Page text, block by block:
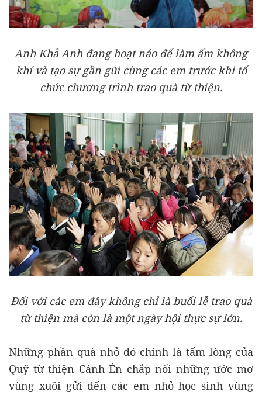
Anh Khả Anh đang hoạt náo để làm ấm không
khí và tạo sự gần gũi cùng các em trước khi tổ
chức chương trình trao quà từ thiện.
Đối với các em đây không chỉ là buổi lễ trao quà
từ thiện mà còn là một ngày hội thực sự lớn.
Những phần quà nhỏ đó chính là tấm lòng của
Quỹ từ thiện Cánh Én chắp nối những ước mơ
vùng xuôi gửi đến các em nhỏ học sinh vùng